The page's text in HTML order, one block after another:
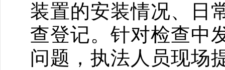
装置的安装情况、日
查登记。针对检查中
问题，执法人员现场